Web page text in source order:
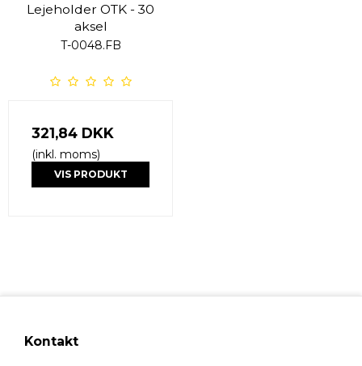
Lejeholder OTK - 30
aksel
T-0048.FB
321,84 DKK
(inkl. moms)
VIS PRODUKT
Kontakt